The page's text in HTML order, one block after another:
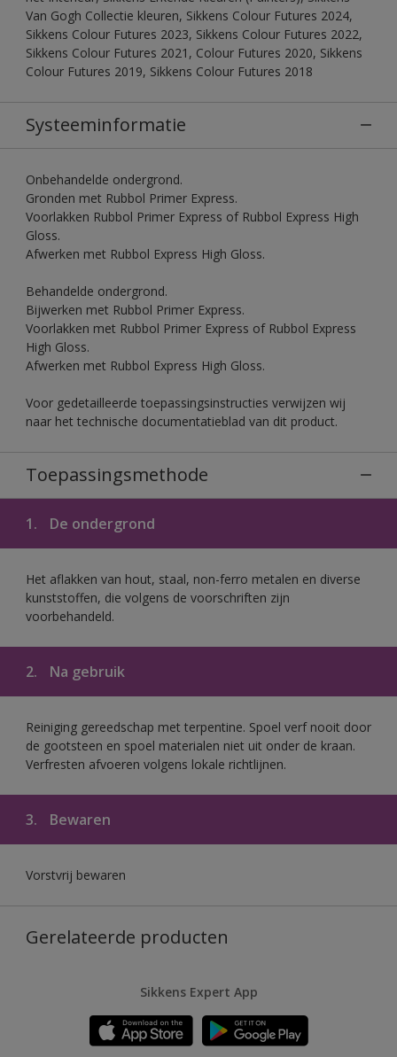
Van Gogh Collectie kleuren, Sikkens Colour Futures 2024,
Sikkens Colour Futures 2023, Sikkens Colour Futures 2022,
Sikkens Colour Futures 2021, Colour Futures 2020, Sikkens
Colour Futures 2019, Sikkens Colour Futures 2018
Systeeminformatie
Onbehandelde ondergrond.
Gronden met Rubbol Primer Express.
Voorlakken Rubbol Primer Express of Rubbol Express High
Gloss.
Afwerken met Rubbol Express High Gloss.
Behandelde ondergrond.
Bijwerken met Rubbol Primer Express.
Voorlakken met Rubbol Primer Express of Rubbol Express
High Gloss.
Afwerken met Rubbol Express High Gloss.
Voor gedetailleerde toepassingsinstructies verwijzen wij
naar het technische documentatieblad van dit product.
Toepassingsmethode
1. De ondergrond
Het aflakken van hout, staal, non-ferro metalen en diverse
kunststoffen, die volgens de voorschriften zijn
voorbehandeld.
2. Na gebruik
Reiniging gereedschap met terpentine. Spoel verf nooit door
de gootsteen en spoel materialen niet uit onder de kraan.
Verfresten afvoeren volgens lokale richtlijnen.
3. Bewaren
Vorstvrij bewaren
Gerelateerde producten
Sikkens Expert App